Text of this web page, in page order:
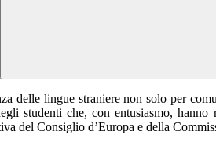
delle lingue straniere non solo per
studenti che, con entusiasmo,
del Consiglio d’Europa e della